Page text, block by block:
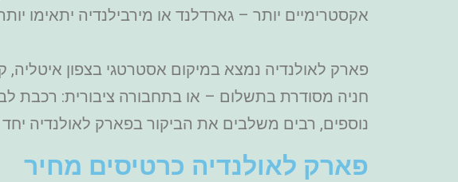
אקסטרימיים יותר – גארדלנד או מירבילנדיה יתאימו
פארק לאולנדיה נמצא במיקום אסטרטגי בצפון איטליה,
חניה מסודרת בתשלום – או בתחבורה ציבורית: רכבת
נוספים, רבים משלבים את הביקור בפארק לאולנדיה יחד
פארק לאולנדיה כרטיסים מחיר